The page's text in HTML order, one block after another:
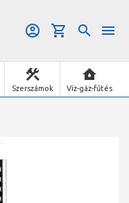
Szerszámok Víz-gáz-fűtés